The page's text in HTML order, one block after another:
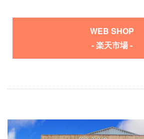
WEB SHOP
- 楽天市場 -